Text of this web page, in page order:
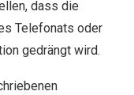
dass die
Telefonats oder
gedrängt wird.